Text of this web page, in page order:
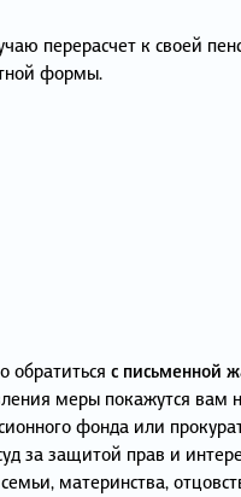
перерасчет к своей
формы.
с письменной
меры покажутся вам
фонда или
за защитой прав и
материнства,